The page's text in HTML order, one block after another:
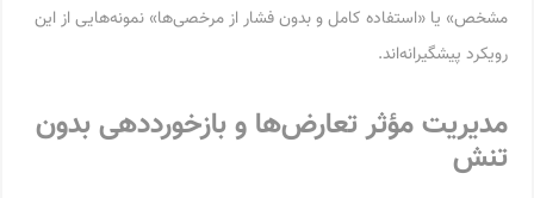
مشخص» یا «استفاده کامل و بدون فشار از مرخصی‌ها» نمونه‌هایی از این
رویکرد پیشگیرانه‌اند.
مدیریت مؤثر تعارض‌ها و بازخورددهی بدون
تنش